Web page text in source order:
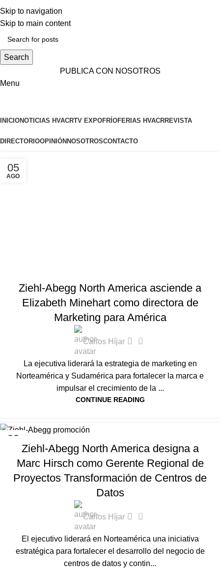
Skip to navigation
Skip to main content
Search
PUBLICA CON NOSOTROS
Menu
INICIONOTICIAS HVACRTV EXPOFRÍOFERIAS HVACRREVISTA
DIRECTORIOOPINIÓN NOSOTROSCONTACTO
05
AGO
Ziehl-Abegg North America asciende a
Elizabeth Minehart como directora de
Marketing para América
Carlos Híjar 0
La ejecutiva liderará la estrategia de marketing en
Norteamérica y Sudamérica para fortalecer la marca e
impulsar el crecimiento de la ...
CONTINUE READING
03 INTERNACIONAL
Ziehl-Abegg North America designa a
Marc Hirsch como Gerente Regional de
Proyectos Transformación de Centros de
Datos
Carlos Híjar 0
El ejecutivo liderará en Norteamérica una iniciativa
estratégica para fortalecer el desarrollo del negocio de
centros de datos y contin...